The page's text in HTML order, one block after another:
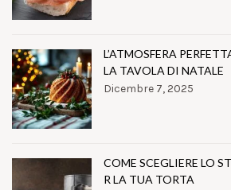
L’ATMOSFERA
LA TAVOLA DI NATALE
Dicembre 7, 2025
COME SCEGLIERE LO
R LA TUA TORTA